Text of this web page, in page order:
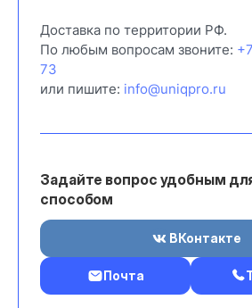
Доставка по территории РФ.
По любым вопросам звоните:
73
или пишите: info@uniqpro.ru
Задайте вопрос удобным
способом
ВКонтакте
Почта